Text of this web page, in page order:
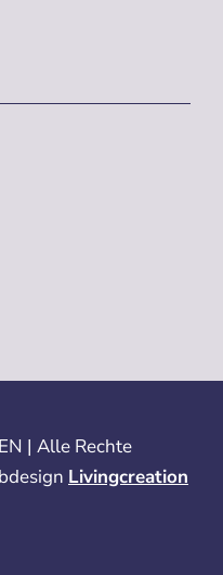
| Alle Rechte
Livingcreation